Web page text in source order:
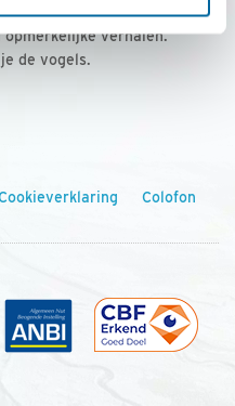
leden, met
verhalen.
de vogels.
Colofon